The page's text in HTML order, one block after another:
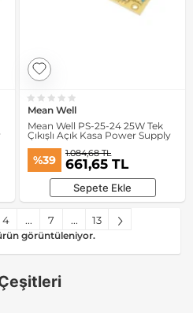
Mean Well
Mean Well PS-25-24 25W Tek
Çıkışlı Açık Kasa Power Supply
%39 1.084,68 TL
661,65 TL
Sepete Ekle
4 ... 7 ... 13
görüntüleniyor.